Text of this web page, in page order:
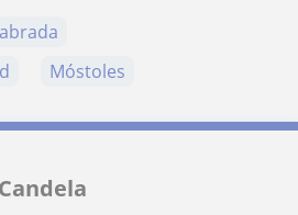
Móstoles